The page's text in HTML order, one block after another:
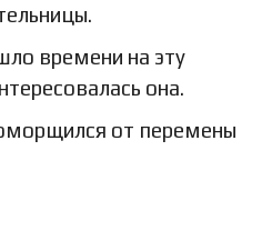
времени на эту
она.
от перемены